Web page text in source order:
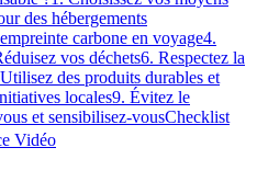
des hébergements
carbone en voyage4.
vos déchets6. Respectez la
des produits durables et
locales9. Évitez le
et sensibilisez-vousChecklist
Vidéo